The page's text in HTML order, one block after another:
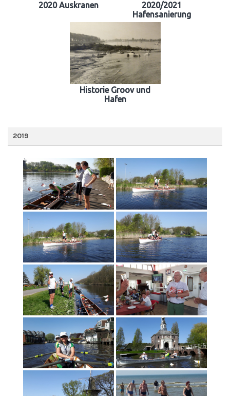
2020 Auskranen
2020/2021
Hafensanierung
Historie Groov und
Hafen
2019